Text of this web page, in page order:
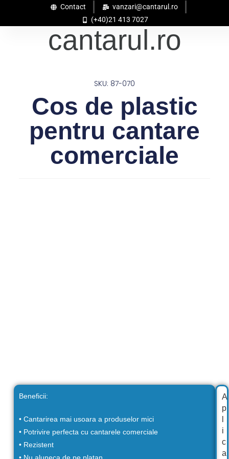
Contact
vanzari@cantarul.ro
(+40)21 413 7027
cantarul.ro
SKU: 87-070
Cos de plastic
pentru cantare
comerciale
Beneficii:
• Cantarirea mai usoara a produselor mici
• Potrivire perfecta cu cantarele comerciale
• Rezistent
A
p
i
c
a